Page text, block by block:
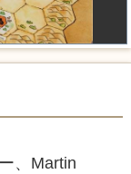
、Martin